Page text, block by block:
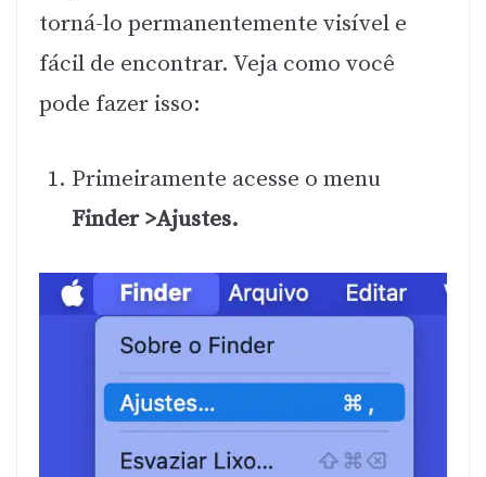
torná-lo permanentemente visível e
fácil de encontrar. Veja como você
pode fazer isso:
Primeiramente acesse o menu
Finder >Ajustes.